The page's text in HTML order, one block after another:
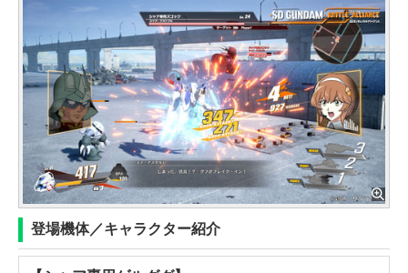
登場機体／キャラクター紹介